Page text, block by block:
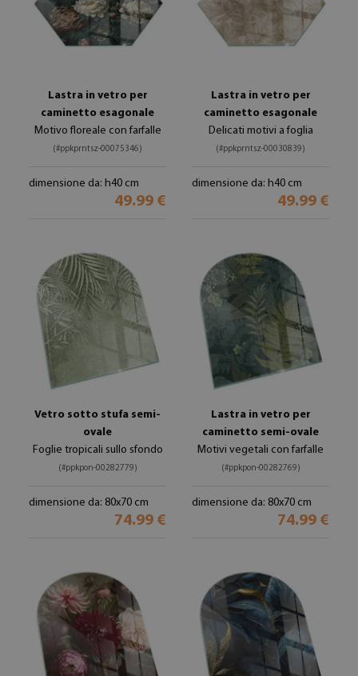
Lastra in vetro per
caminetto esagonale
Motivo floreale con farfalle
(#ppkprntsz-00075346)
dimensione da: h40 cm
49.99 €
Lastra in vetro per
caminetto esagonale
Delicati motivi a foglia
(#ppkprntsz-00030839)
dimensione da: h40 cm
49.99 €
Vetro sotto stufa semi-
ovale
Foglie tropicali sullo sfondo
(#ppkpon-00282779)
dimensione da: 80x70 cm
74.99 €
Lastra in vetro per
caminetto semi-ovale
Motivi vegetali con farfalle
(#ppkpon-00282769)
dimensione da: 80x70 cm
74.99 €